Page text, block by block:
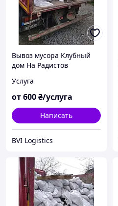
Вывоз мусора Клубный
дом На Радистов
Услуга
от600₴/услуга
Написать
BVI Logistics